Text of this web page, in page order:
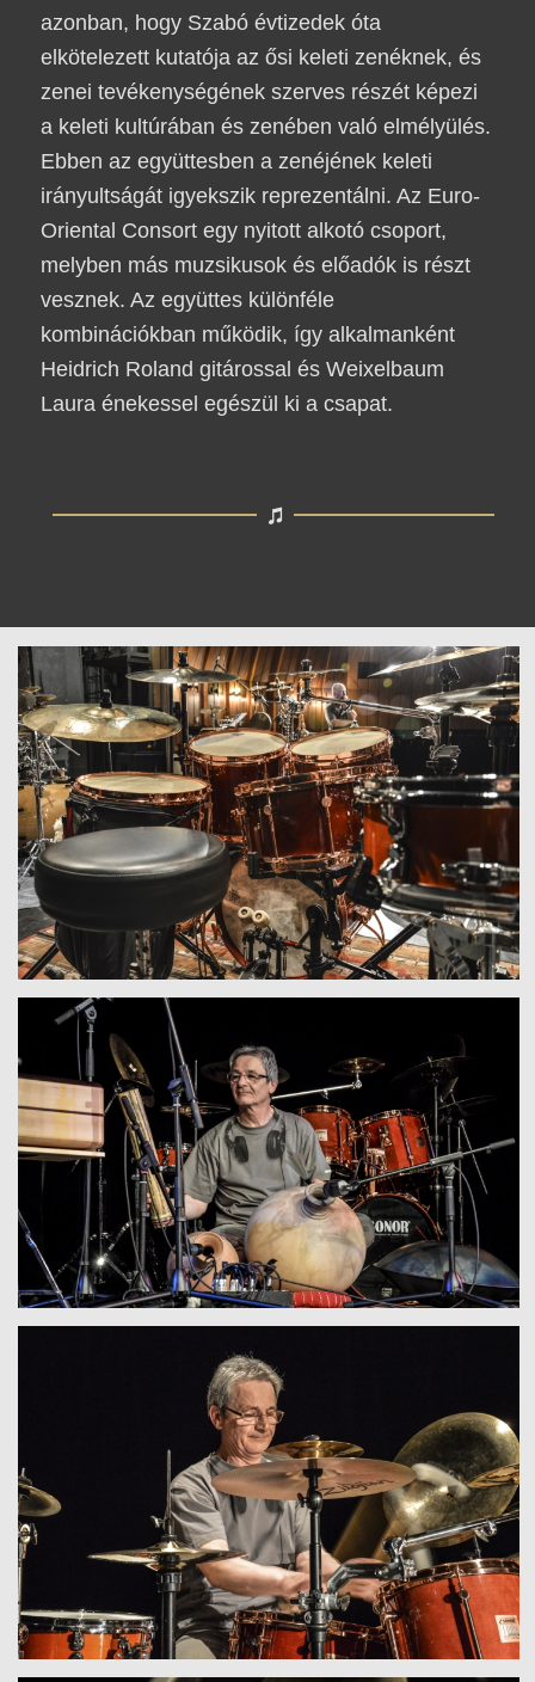
azonban, hogy Szabó évtizedek óta
elkötelezett kutatója az ősi keleti zenéknek, és
zenei tevékenységének szerves részét képezi
a keleti kultúrában és zenében való elmélyülés.
Ebben az együttesben a zenéjének keleti
irányultságát igyekszik reprezentálni. Az Euro-
Oriental Consort egy nyitott alkotó csoport,
melyben más muzsikusok és előadók is részt
vesznek. Az együttes különféle
kombinációkban működik, így alkalmanként
Heidrich Roland gitárossal és Weixelbaum
Laura énekessel egészül ki a csapat.